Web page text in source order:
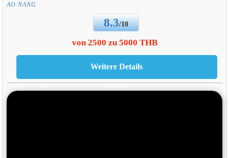
AO NANG
8.3/10
von 2500 zu 5000 THB